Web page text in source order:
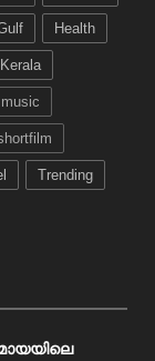
Health
Kerala
music
Trending